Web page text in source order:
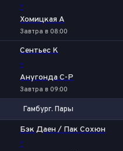
-
Хомицкая А
Завтра в 08:00
Сентьес К
-
Анугонда С-Р
Завтра в 09:00
Гамбург. Пары
Бэк Даен / Пак Сохюн
-